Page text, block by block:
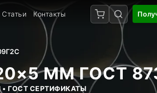
Статьи Контакты
ММ ГОСТ
ГОСТ СЕРТИФИКАТЫ